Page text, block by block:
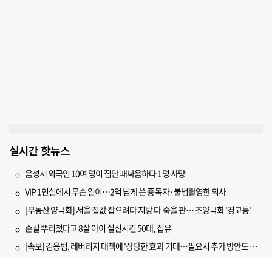
실시간 핫뉴스
음성서 외국인 10여 명이 집단 패싸움하다 1명 사망
VIP 1인실에서 무슨 일이…2억 넘게 쓴 중독자·불법촬영한 의사
[부동산 양극화] 서울 집값 잡으려다 지방 다 죽을 판… 초양극화 '경고등'
손길 뿌리쳤다고 8살 아이 실신시킨 50대, 집유
[속보] 김용범, 레버리지 대책에 '상당한 효과 기대…필요시 추가 방안도 검토'